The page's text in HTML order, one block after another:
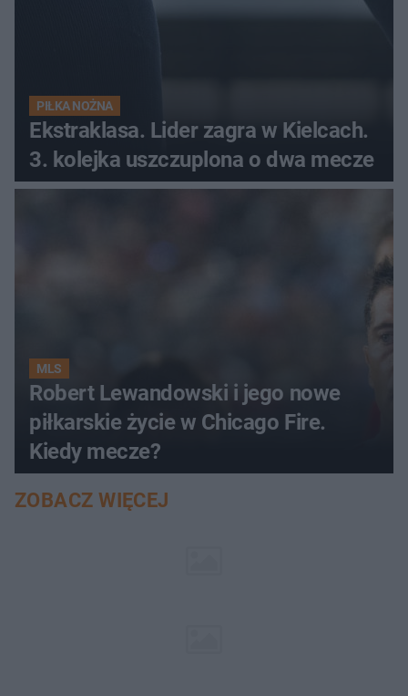
PIŁKA NOŻNA
Ekstraklasa. Lider zagra w Kielcach.
3. kolejka uszczuplona o dwa mecze
MLS
Robert Lewandowski i jego nowe
piłkarskie życie w Chicago Fire.
Kiedy mecze?
ZOBACZ WIĘCEJ